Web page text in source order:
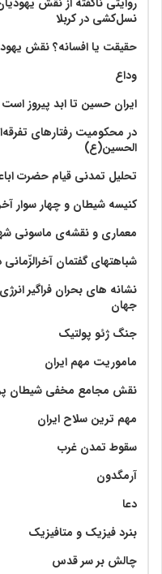
نسل‌کشی در کربلا
حقیقت یا افسانه؟‌ نقش یهود
وداع
ایران حسین تا ابد پیروز است
در محکومیت رفتارهای
الحسین(ع)
تحلیل تمدنی قیام حضرت
کنیسه شیطان و چهار سوار
معماری و نقشه‌ی ماسونی
شباهتهای گفتمان
نشانه های بحران فراگیر
جهان
جنگ ژئو پولتیک
ماموریت مهم ایران
نقش مجامع مخفی شیطان
مهم ترین سلاح ایران
سقوط تمدن غرب
آرمگدون
دعا
بنرد فیزیک و متافیزیک
چالش بر سر قدس